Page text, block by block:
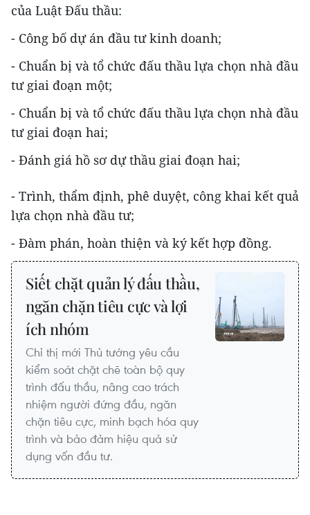
của Luật Đấu thầu:
- Công bố dự án đầu tư kinh doanh;
- Chuẩn bị và tổ chức đấu thầu lựa chọn nhà đầu
tư giai đoạn một;
- Chuẩn bị và tổ chức đấu thầu lựa chọn nhà đầu
tư giai đoạn hai;
- Đánh giá hồ sơ dự thầu giai đoạn hai;
- Trình, thẩm định, phê duyệt, công khai kết quả
lựa chọn nhà đầu tư;
- Đàm phán, hoàn thiện và ký kết hợp đồng.
Siết chặt quản lý đấu thầu,
ngăn chặn tiêu cực và lợi
ích nhóm
Chỉ thị mới Thủ tướng yêu cầu
kiểm soát chặt chẽ toàn bộ quy
trình đấu thầu, nâng cao trách
nhiệm người đứng đầu, ngăn
chặn tiêu cực, minh bạch hóa quy
trình và bảo đảm hiệu quả sử
dụng vốn đầu tư.